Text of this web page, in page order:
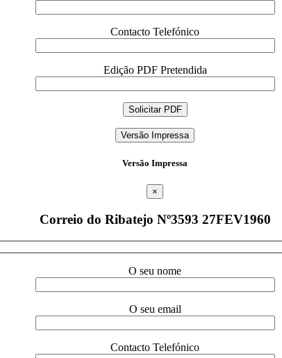
Contacto Telefónico
Edição PDF Pretendida
Versão Impressa
Versão Impressa
×
Correio do Ribatejo Nº3593 27FEV1960
O seu nome
O seu email
Contacto Telefónico